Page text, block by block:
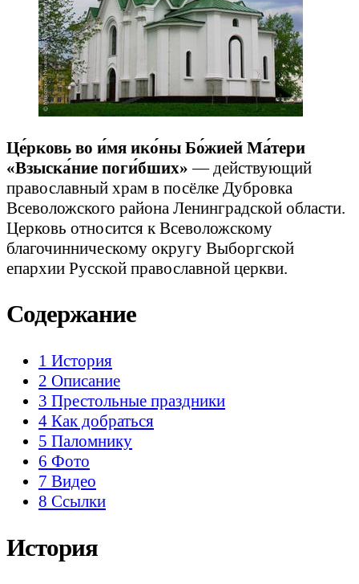
Це́рковь во и́мя ико́ны Бо́жией Ма́тери
«Взыска́ние поги́бших» — действующий
православный храм в посёлке Дубровка
Всеволожского района Ленинградской области.
Церковь относится к Всеволожскому
благочинническому округу Выборгской
епархии Русской православной церкви.
Содержание
1 История
2 Описание
3 Престольные праздники
4 Как добраться
5 Паломнику
6 Фото
7 Видео
8 Ссылки
История